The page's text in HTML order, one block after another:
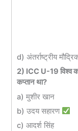
d) अंतर्राष्ट्रीय
2) ICC U-19 विश्व
कप्तान था?
a) मुशीर खान
b) उदय सहारण
c) आदर्श सिंह